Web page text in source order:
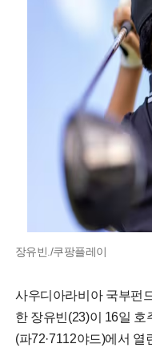
장유빈./쿠팡플레이
사우디아라비아 국부펀
한 장유빈(23)이 16일
(파72·7112야드)에서